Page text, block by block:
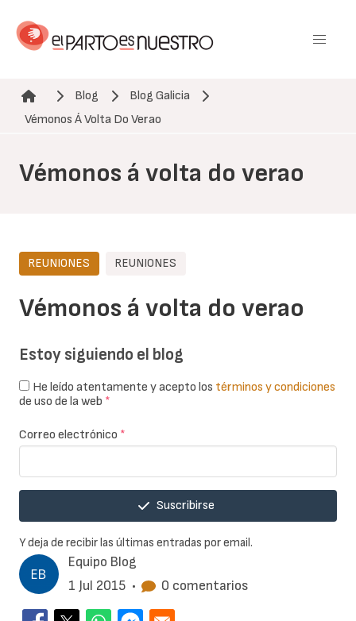
contenido
Ruta de navegación
Blog
Blog Galicia
Vémonos Á Volta Do Verao
Vémonos á volta do verao
Equipo Blog
1 Jul 2015 • 0 comentarios
Vémonos á volta do verao
REUNIONES REUNIONES
Estoy siguiendo el blog
He leído atentamente y acepto los términos y condiciones
de uso de la web *
Correo electrónico *
Suscribirse
Y deja de recibir las últimas entradas por email.